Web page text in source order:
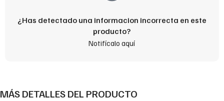
¿Has detectado una informacion incorrecta en este
producto?
Notifícalo aquí
MÁS DETALLES DEL PRODUCTO